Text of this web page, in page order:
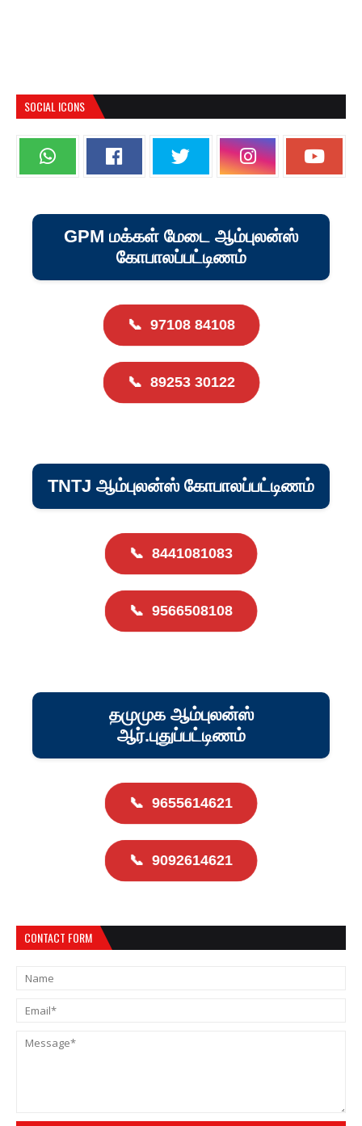
SOCIAL ICONS
GPM மக்கள் மேடை ஆம்புலன்ஸ்
கோபாலப்பட்டிணம்
📞 97108 84108
📞 89253 30122
TNTJ ஆம்புலன்ஸ் கோபாலப்பட்டிணம்
📞 8441081083
📞 9566508108
தமுமுக ஆம்புலன்ஸ்
ஆர்.புதுப்பட்டிணம்
📞 9655614621
📞 9092614621
CONTACT FORM